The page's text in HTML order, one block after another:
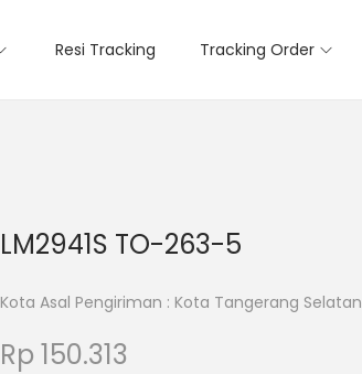
Resi Tracking Tracking Order
LM2941S TO-263-5
Kota Asal Pengiriman : Kota Tangerang Selatan
Rp 150.313